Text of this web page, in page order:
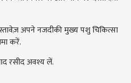
अपने नजदीकी मुख्य पशु चिकित्सा
करें.
रसीद अवश्य लें.